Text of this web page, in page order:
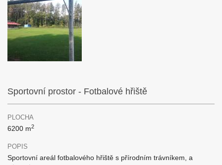
Sportovní prostor - Fotbalové hřiště
PLOCHA
6200 m2
POPIS
Sportovní areál fotbalového hřiště s přírodním trávníkem, a